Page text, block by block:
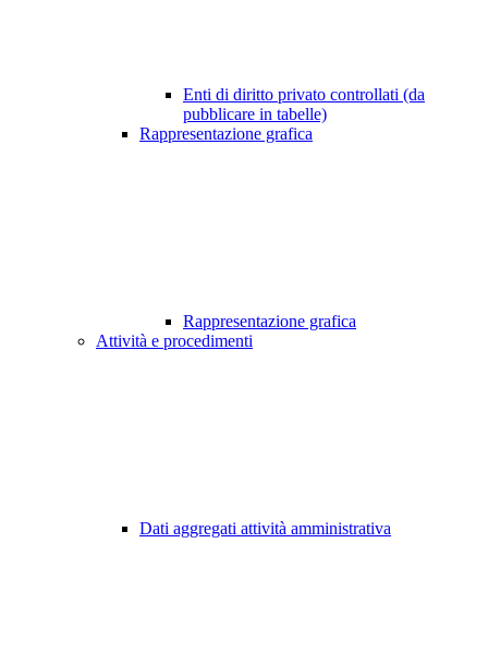
Enti di diritto privato controllati (da
pubblicare in tabelle)
Rappresentazione grafica
Rappresentazione grafica
Attività e procedimenti
Dati aggregati attività amministrativa